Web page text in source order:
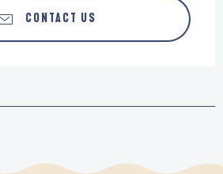
CONTACT US